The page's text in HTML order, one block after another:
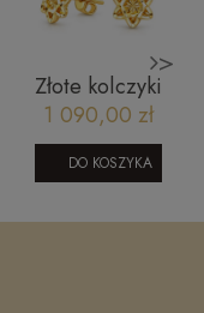
Złote kolczyki
diamentowane
duże kwiatki
010420256
Basic
1 090,00 zł
DO KOSZYKA
>